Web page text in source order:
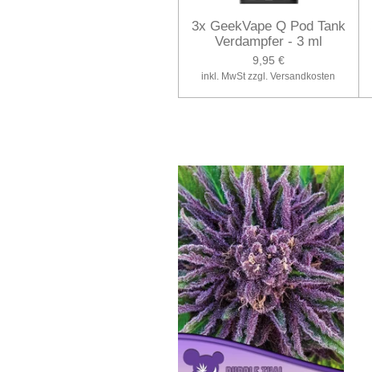
3x GeekVape Q Pod Tank
Verdampfer - 3 ml
9,95 €
inkl. MwSt zzgl. Versandkosten